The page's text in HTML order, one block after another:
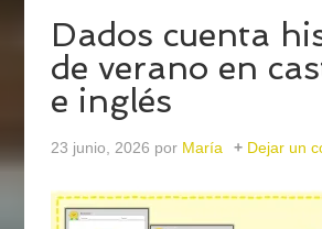
Dados cuenta
de verano en
e inglés
23 junio, 2026 por María Dejar un